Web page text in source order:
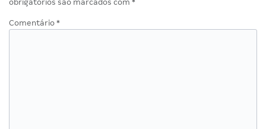
obrigatórios são marcados com *
Comentário *